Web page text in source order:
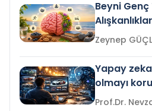
Beyni
Zeynep
Yapay
olmayı